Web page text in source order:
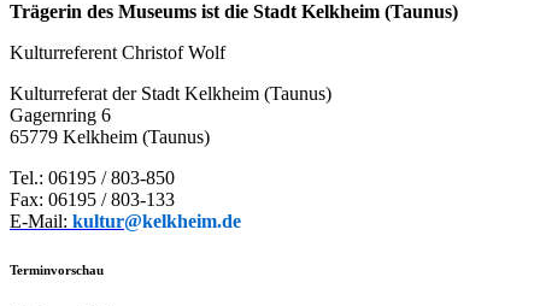
Trägerin des Museums ist die Stadt Kelkheim (Taunus)
Kulturreferent Christof Wolf
Kulturreferat der Stadt Kelkheim (Taunus)
Gagernring 6
65779 Kelkheim (Taunus)
Tel.: 06195 / 803-850
Fax: 06195 / 803-133
E-Mail: kultur@kelkheim.de
Terminvorschau